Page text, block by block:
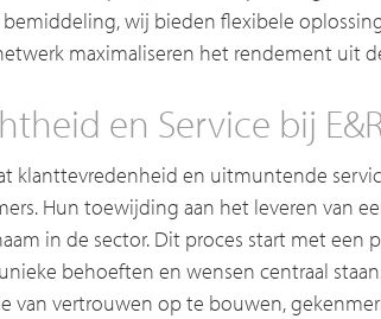
wij bieden flexibele
maximaliseren het rendement uit
en Service bij
klanttevredenheid en uitmuntende
Hun toewijding aan het leveren van
in de sector. Dit proces start met
behoeften en wensen centraal
van vertrouwen op te bouwen,